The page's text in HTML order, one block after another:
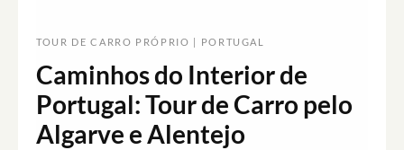
TOUR DE CARRO PRÓPRIO | PORTUGAL
Caminhos do Interior de
Portugal: Tour de Carro pelo
Algarve e Alentejo